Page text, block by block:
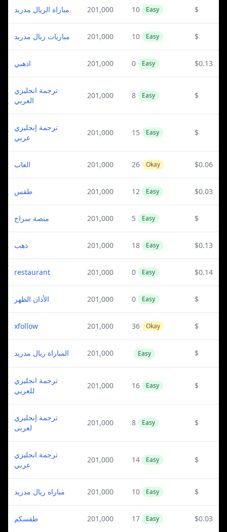
مباراة الريال مدريد 201,000 10 Easy $
مباريات ريال مدريد 201,000 10 Easy $
اذهبي 201,000 0 Easy $0.13
ترجمة انجليزي
العربي
201,000 8 Easy $
ترجمة إنجليزي
عربي
201,000 15 Easy $
العاب 201,000 26 Okay $0.06
طقس 201,000 12 Easy $0.03
منصة سراج 201,000 5 Easy $
ذهب 201,000 18 Easy $0.13
restaurant 201,000 0 Easy $0.14
الأذان الظهر 201,000 0 Easy $
xfollow 201,000 36 Okay $
المباراة ريال مدريد 201,000 Easy $
ترجمة انجليزي
للعربي
201,000 16 Easy $
ترجمة إنجليزي
لعربى
201,000 8 Easy $
ترجمة انجليزي
عربي
201,000 14 Easy $
مباراه ريال مدريد 201,000 10 Easy $
طقسكم 201,000 17 Easy $0.03